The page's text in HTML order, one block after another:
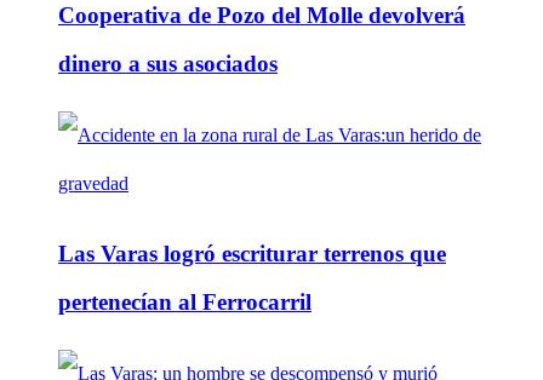
Cooperativa de Pozo del Molle devolverá
dinero a sus asociados
Las Varas logró escriturar terrenos que
pertenecían al Ferrocarril